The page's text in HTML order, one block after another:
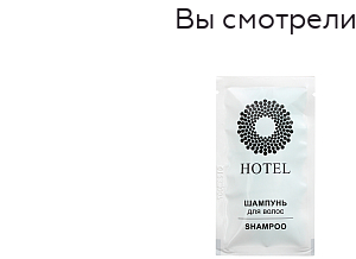
Вы смотрели